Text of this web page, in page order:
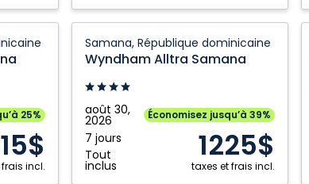
25%
incl.
Samana, République dominicaine
Wyndham Alltra Samana
août 30,
2026
7 jours
Tout
inclus
Économisez jusqu’à 39%
1225$
taxes et frais incl.
Alltra
Samana:
Samana,
République
dominicaine